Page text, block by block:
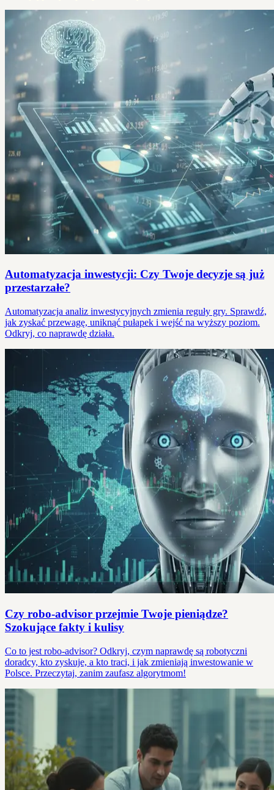
Automatyzacja inwestycji: Czy Twoje decyzje są już
przestarzałe?
Automatyzacja analiz inwestycyjnych zmienia reguły gry. Sprawdź,
jak zyskać przewagę, uniknąć pułapek i wejść na wyższy poziom.
Odkryj, co naprawdę działa.
Czy robo-advisor przejmie Twoje pieniądze?
Szokujące fakty i kulisy
Co to jest robo-advisor? Odkryj, czym naprawdę są robotyczni
doradcy, kto zyskuje, a kto traci, i jak zmieniają inwestowanie w
Polsce. Przeczytaj, zanim zaufasz algorytmom!